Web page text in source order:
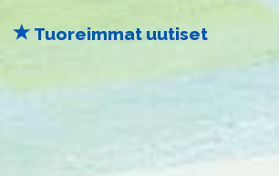
Tuoreimmat uutiset